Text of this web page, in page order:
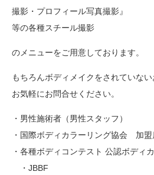
撮影・プロフィール写真撮影』
等の各種スチール撮影
のメニューをご用意しております。
もちろんボディメイクをされていない
お気軽にお問合せください。
・男性施術者（男性スタッフ）
・国際ボディカラーリング協会 加盟
・各種ボディコンテスト 公認ボディ
・JBBF